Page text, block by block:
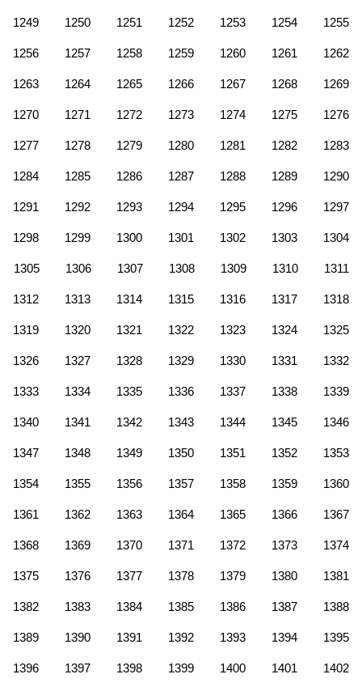
1249 1250 1251 1252 1253 1254 1255
1256 1257 1258 1259 1260 1261 1262
1263 1264 1265 1266 1267 1268 1269
1270 1271 1272 1273 1274 1275 1276
1277 1278 1279 1280 1281 1282 1283
1284 1285 1286 1287 1288 1289 1290
1291 1292 1293 1294 1295 1296 1297
1298 1299 1300 1301 1302 1303 1304
1305 1306 1307 1308 1309 1310 1311
1312 1313 1314 1315 1316 1317 1318
1319 1320 1321 1322 1323 1324 1325
1326 1327 1328 1329 1330 1331 1332
1333 1334 1335 1336 1337 1338 1339
1340 1341 1342 1343 1344 1345 1346
1347 1348 1349 1350 1351 1352 1353
1354 1355 1356 1357 1358 1359 1360
1361 1362 1363 1364 1365 1366 1367
1368 1369 1370 1371 1372 1373 1374
1375 1376 1377 1378 1379 1380 1381
1382 1383 1384 1385 1386 1387 1388
1389 1390 1391 1392 1393 1394 1395
1396 1397 1398 1399 1400 1401 1402